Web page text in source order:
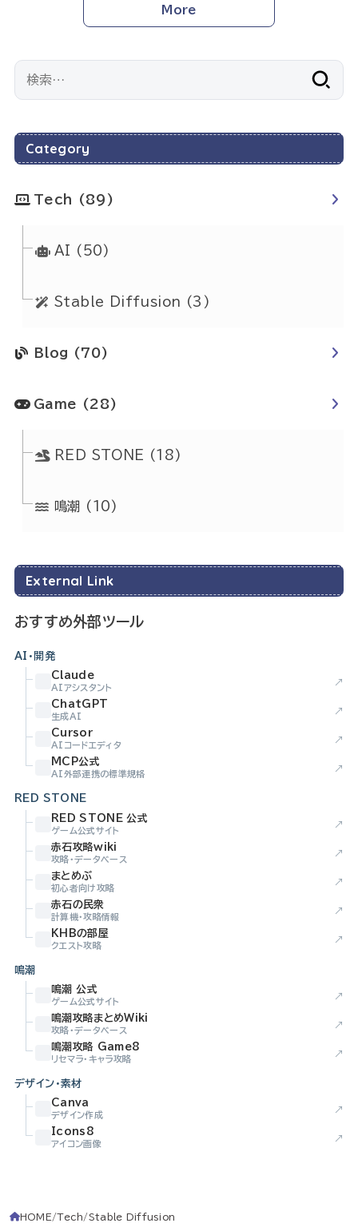
More
Category
Tech (89)
AI (50)
Stable Diffusion (3)
Blog (70)
Game (28)
RED STONE (18)
鳴潮 (10)
External Link
おすすめ外部ツール
AI・開発
Claude
AIアシスタント
↗
ChatGPT
生成AI
↗
Cursor
AIコードエディタ
↗
MCP公式
AI外部連携の標準規格
↗
RED STONE
RED STONE 公式
ゲーム公式サイト
↗
赤石攻略wiki
攻略・データベース
↗
まとめぶ
初心者向け攻略
↗
赤石の民衆
計算機・攻略情報
↗
KHBの部屋
クエスト攻略
↗
鳴潮
鳴潮 公式
ゲーム公式サイト
↗
鳴潮攻略まとめWiki
攻略・データベース
↗
鳴潮攻略 Game8
リセマラ・キャラ攻略
↗
デザイン・素材
Canva
デザイン作成
↗
Icons8
アイコン画像
↗
HOME Tech Stable Diffusion